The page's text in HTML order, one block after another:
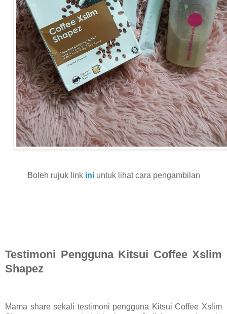
Boleh rujuk link iniuntuk lihat cara pengambilan
Testimoni Pengguna Kitsui Coffee Xslim
Shapez
Mama share sekali testimoni pengguna Kitsui Coffee Xslim